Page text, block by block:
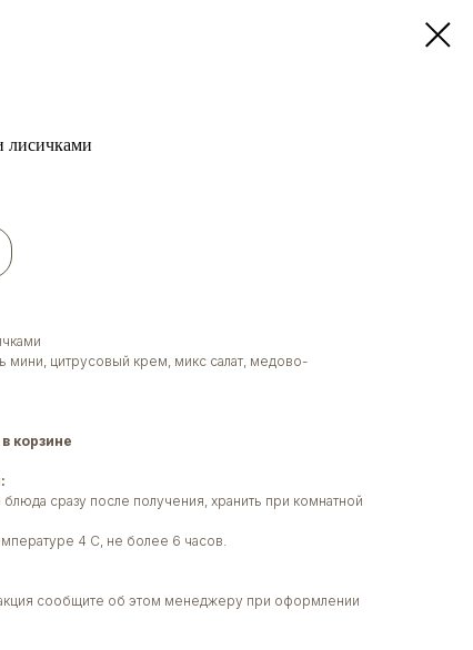
лисичками
мини, цитрусовый крем, микс салат, медово-
корзине
сразу после получения, хранить при комнатной
4 С, не более 6 часов.
сообщите об этом менеджеру при оформлении